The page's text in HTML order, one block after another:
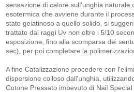
sensazione di calore sull'unghia
esotermica che avviene durante il
stato gelatinoso a quello solido, si
trattato dai raggi Uv non oltre i 5/10
esposizione, fino alla scomparsa dei
sec), per poi completare la
A fine Catalizzazione procedere con
dispersione colloso dall'unghia,
Cotone Pressato imbevuto di Nail Special